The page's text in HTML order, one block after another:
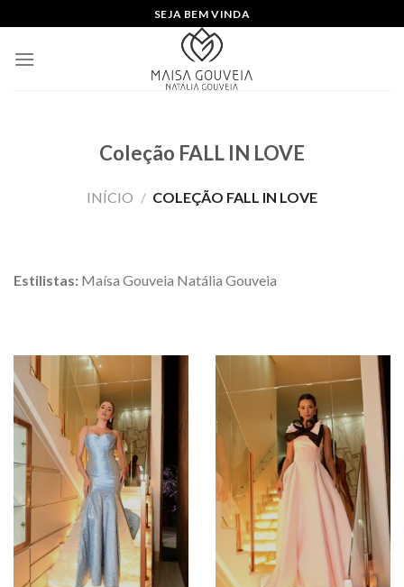
to
content
SEJA BEM VINDA
Coleção FALL IN LOVE
INÍCIO / COLEÇÃO FALL IN LOVE
Estilistas: Maísa Gouveia Natália Gouveia